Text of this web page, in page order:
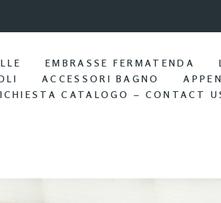
EMBRASSE FERMATENDA
ACCESSORI BAGNO
CATALOGO – CONTACT